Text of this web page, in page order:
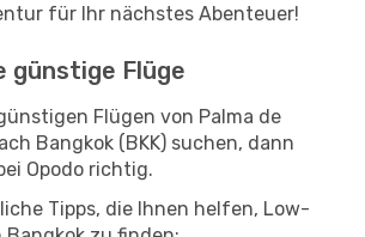
für Ihr nächstes Abenteuer!
günstige Flüge
Flügen von Palma de
Bangkok (BKK) suchen, dann
Opodo richtig.
Tipps, die Ihnen helfen, Low-